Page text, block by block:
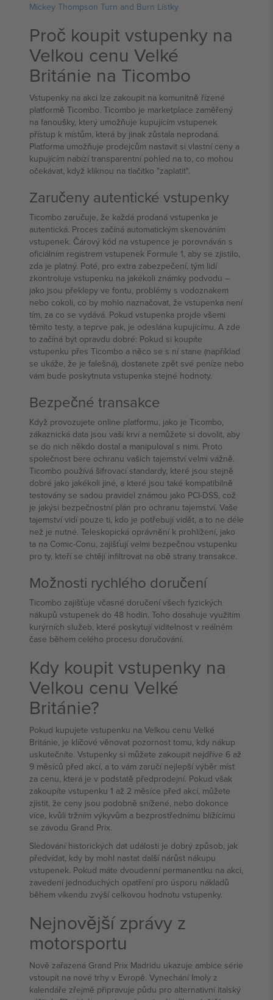
Mickey Thompson Turn and Burn Lístky
Proč koupit vstupenky na
Velkou cenu Velké
Británie na Ticombo
Vstupenky na akci lze zakoupit na komunitně řízené
platformě Ticombo. Ticombo je marketplace zaměřený
na fanoušky, který umožňuje kupujícím vstupenek
přístup k místům, která by jinak zůstala neprodaná.
Platforma umožňuje prodejcům nastavit si vlastní ceny a
kupujícím nabízí transparentní pohled na to, co mohou
očekávat, když kliknou na tlačítko "zaplatit".
Zaručeny autentické vstupenky
Ticombo zaručuje, že každá prodaná vstupenka je
autentická. Proces začíná automatickým skenováním
vstupenek. Čárový kód na vstupence je porovnáván s
oficiálním registrem vstupenek Formule 1, aby se zjistilo,
zda je platný. Poté, pro extra zabezpečení, tým lidí
zkontroluje vstupenku na jakékoli známky podvodu –
jako jsou překlepy ve fontu, problémy s vodoznakem
nebo cokoli, co by mohlo naznačovat, že vstupenka není
tím, za co se vydává. Pokud vstupenka projde všemi
těmito testy, a teprve pak, je odeslána kupujícímu. A zde
to začíná být opravdu dobré: Pokud si koupíte
vstupenku přes Ticombo a něco se s ní stane (například
se ukáže, že je falešná), dostanete zpět své peníze nebo
vám bude poskytnuta vstupenka stejné hodnoty.
Bezpečné transakce
Když provozujete online platformu, jako je Ticombo,
zákaznická data jsou vaší krví a nemůžete si dovolit, aby
se do nich někdo dostal a manipuloval s nimi. Proto
společnost bere ochranu vašich tajemství velmi vážně.
Ticombo používá šifrovací standardy, které jsou stejně
dobré jako jakékoli jiné, a které jsou také kompatibilně
testovány se sadou pravidel známou jako PCI-DSS, což
je jakýsi bezpečnostní plán pro ochranu tajemství. Vaše
tajemství vidí pouze ti, kdo je potřebují vidět, a to ne déle
než je nutné. Teleskopická oprávnění k prohlížení, jako
ta na Comic-Conu, zajišťují velmi bezpečnou vstupenku
pro ty, kteří se chtějí infiltrovat na obě strany transakce.
Možnosti rychlého doručení
Ticombo zajišťuje včasné doručení všech fyzických
nákupů vstupenek do 48 hodin. Toho dosahuje využitím
kurýrních služeb, které poskytují viditelnost v reálném
čase během celého procesu doručování.
Kdy koupit vstupenky na
Velkou cenu Velké
Británie?
Pokud kupujete vstupenku na Velkou cenu Velké
Británie, je klíčové věnovat pozornost tomu, kdy nákup
uskutečníte. Vstupenky si můžete zakoupit nejdříve 6 až
9 měsíců před akcí, a to vám zaručí nejlepší výběr míst
za cenu, která je v podstatě předprodejní. Pokud však
zakoupíte vstupenku 1 až 2 měsíce před akcí, můžete
zjistit, že ceny jsou podobně snížené, nebo dokonce
více, kvůli tržním výkyvům a bezprostřednímu blížícímu
se závodu Grand Prix.
Sledování historických dat události je dobrý způsob, jak
předvídat, kdy by mohl nastat další nárůst nákupu
vstupenek. Pokud máte dvoudenní permanentku na akci,
zavedení jednoduchých opatření pro úsporu nákladů
během víkendu zvýší celkovou hodnotu vstupenky.
Nejnovější zprávy z
motorsportu
Nově zařazená Grand Prix Madridu ukazuje ambice série
vstoupit na nové trhy v Evropě. Vynechání Imoly z
kalendáře zřejmě připravuje půdu pro alternativní italský